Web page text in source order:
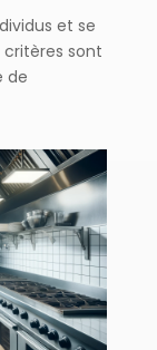
et se
sont
de